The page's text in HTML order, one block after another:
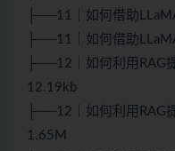
├──11｜如何借助
├──11｜如何借助
├──12｜如何利用RAG
12.19kb
├──12｜如何利用RAG
1.65M